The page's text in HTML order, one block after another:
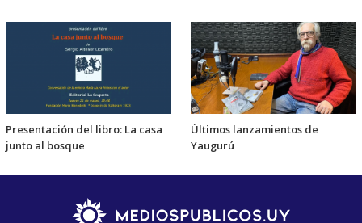
Presentación del libro: La casa
junto al bosque
Últimos lanzamientos de
Yaugurú